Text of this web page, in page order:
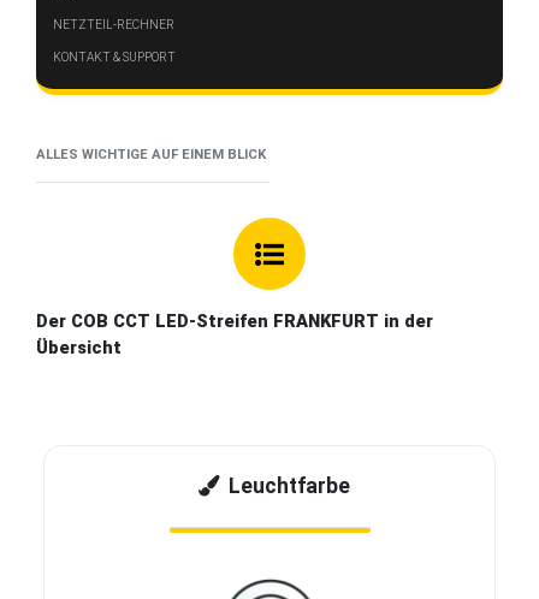
NETZTEIL-RECHNER
KONTAKT & SUPPORT
ALLES WICHTIGE AUF EINEM BLICK
Der COB CCT LED-Streifen FRANKFURT in der
Übersicht
Leuchtfarbe